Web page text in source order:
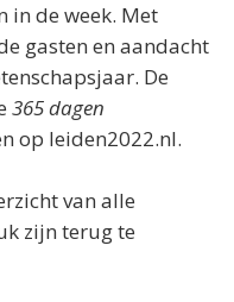
in de week. Met
gasten en aandacht
De
365 dagen
op leiden2022.nl.
van alle
zijn terug te